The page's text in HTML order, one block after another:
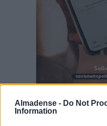
Almadense - Do Not
Information